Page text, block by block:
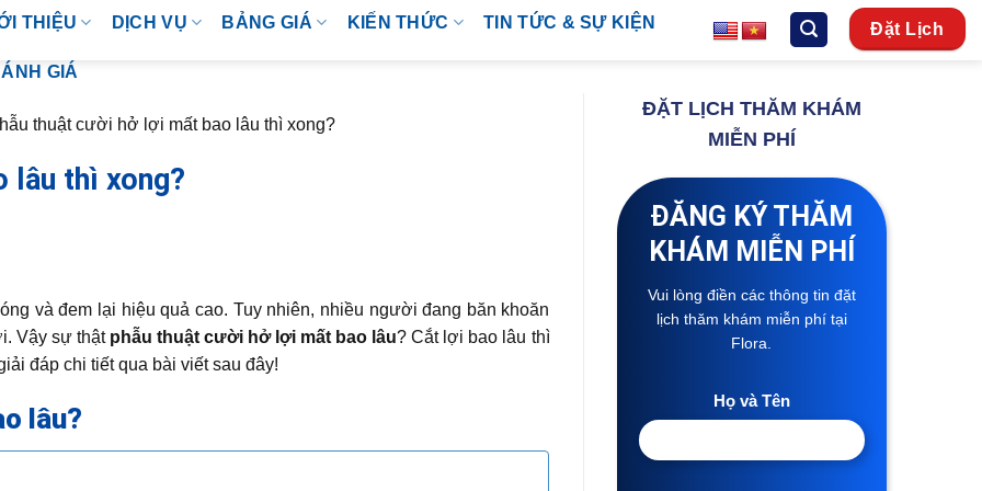
THIỆU DỊCH VỤ BẢNG GIÁ KIẾN THỨC TIN TỨC & SỰ KIỆN
GIÁ
Đặt Lịch
thuật cười hở lợi mất bao lâu thì xong?
lâu thì xong?
và đem lại hiệu quả cao. Tuy nhiên, nhiều người đang băn khoăn
Vậy sự thật phẫu thuật cười hở lợi mất bao lâu? Cắt lợi bao lâu thì
đáp chi tiết qua bài viết sau đây!
lâu?
ĐẶT LỊCH THĂM KHÁM
MIỄN PHÍ
ĐĂNG KÝ THĂM
KHÁM MIỄN PHÍ
Vui lòng điền các thông tin đặt
lịch thăm khám miễn phí tại
Flora.
Họ và Tên